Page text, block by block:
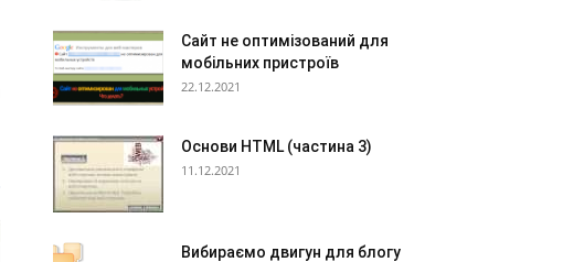
Сайт не оптимізований для
мобільних пристроїв
22.12.2021
Основи HTML (частина 3)
11.12.2021
Вибираємо двигун для блогу